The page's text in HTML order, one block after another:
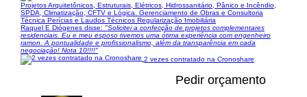
Projetos Arquitetônicos, Estruturais, Elétricos, Hidrossanitário, Pânico e Incêndio,
SPDA, Climatização, CFTV e Lógica. Gerenciamento de Obras e Consultoria
Técnica Perícias e Laudos Técnicos Regularização Imobiliária
Raquel E Diógenes disse: "Solicitei a confecção de projetos complementares
residenciais. Eu e meu esposo tivemos uma ótima experiência com engenheiro
ramon. A pontualidade e profissionalismo, além da transparência em cada
negociação! Nota 10!!!!"
2 vezes contratado na Cronoshare
Pedir orçamento